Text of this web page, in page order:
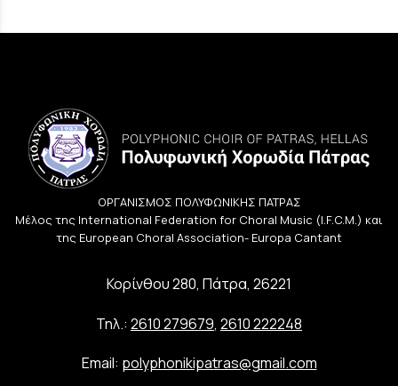
ΟΡΓΑΝΙΣΜΟΣ ΠΟΛΥΦΩΝΙΚΗΣ ΠΑΤΡΑΣ
Μέλος της International Federation for Choral Music (I.F.C.M.) και
της European Choral Association- Europa Cantant
Κορίνθου 280, Πάτρα, 26221
Τηλ.: 2610 279679, 2610 222248
Email: polyphonikipatras@gmail.com